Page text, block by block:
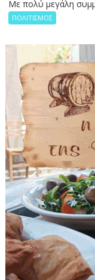
Με πολύ μεγάλη
ΠΟΛΙΤΙΣΜΟΣ